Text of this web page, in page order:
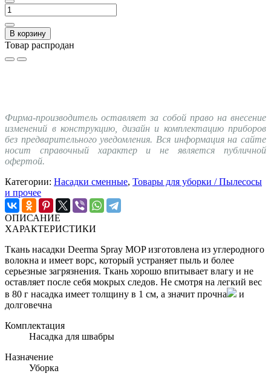
В корзину
Товар распродан
Фирма-производитель оставляет за собой право на внесение
изменений в конструкцию, дизайн и комплектацию приборов
без предварительного уведомления. Вся информация на сайте
носит справочный характер и не является публичной
офертой.
Категории: Насадки сменные, Товары для уборки / Пылесосы
и прочее
ОПИСАНИЕ
ХАРАКТЕРИСТИКИ
Ткань насадки Deerma Spray MOP изготовлена из углеродного
волокна и имеет ворс, который устраняет пыль и более
серьезные загрязнения. Ткань хорошо впитывает влагу и не
оставляет после себя мокрых следов. Не смотря на легкий вес
в 80 г насадка имеет толщину в 1 см, а значит прочна
и
долговечна
Комплектация
Насадка для швабры
Назначение
Уборка